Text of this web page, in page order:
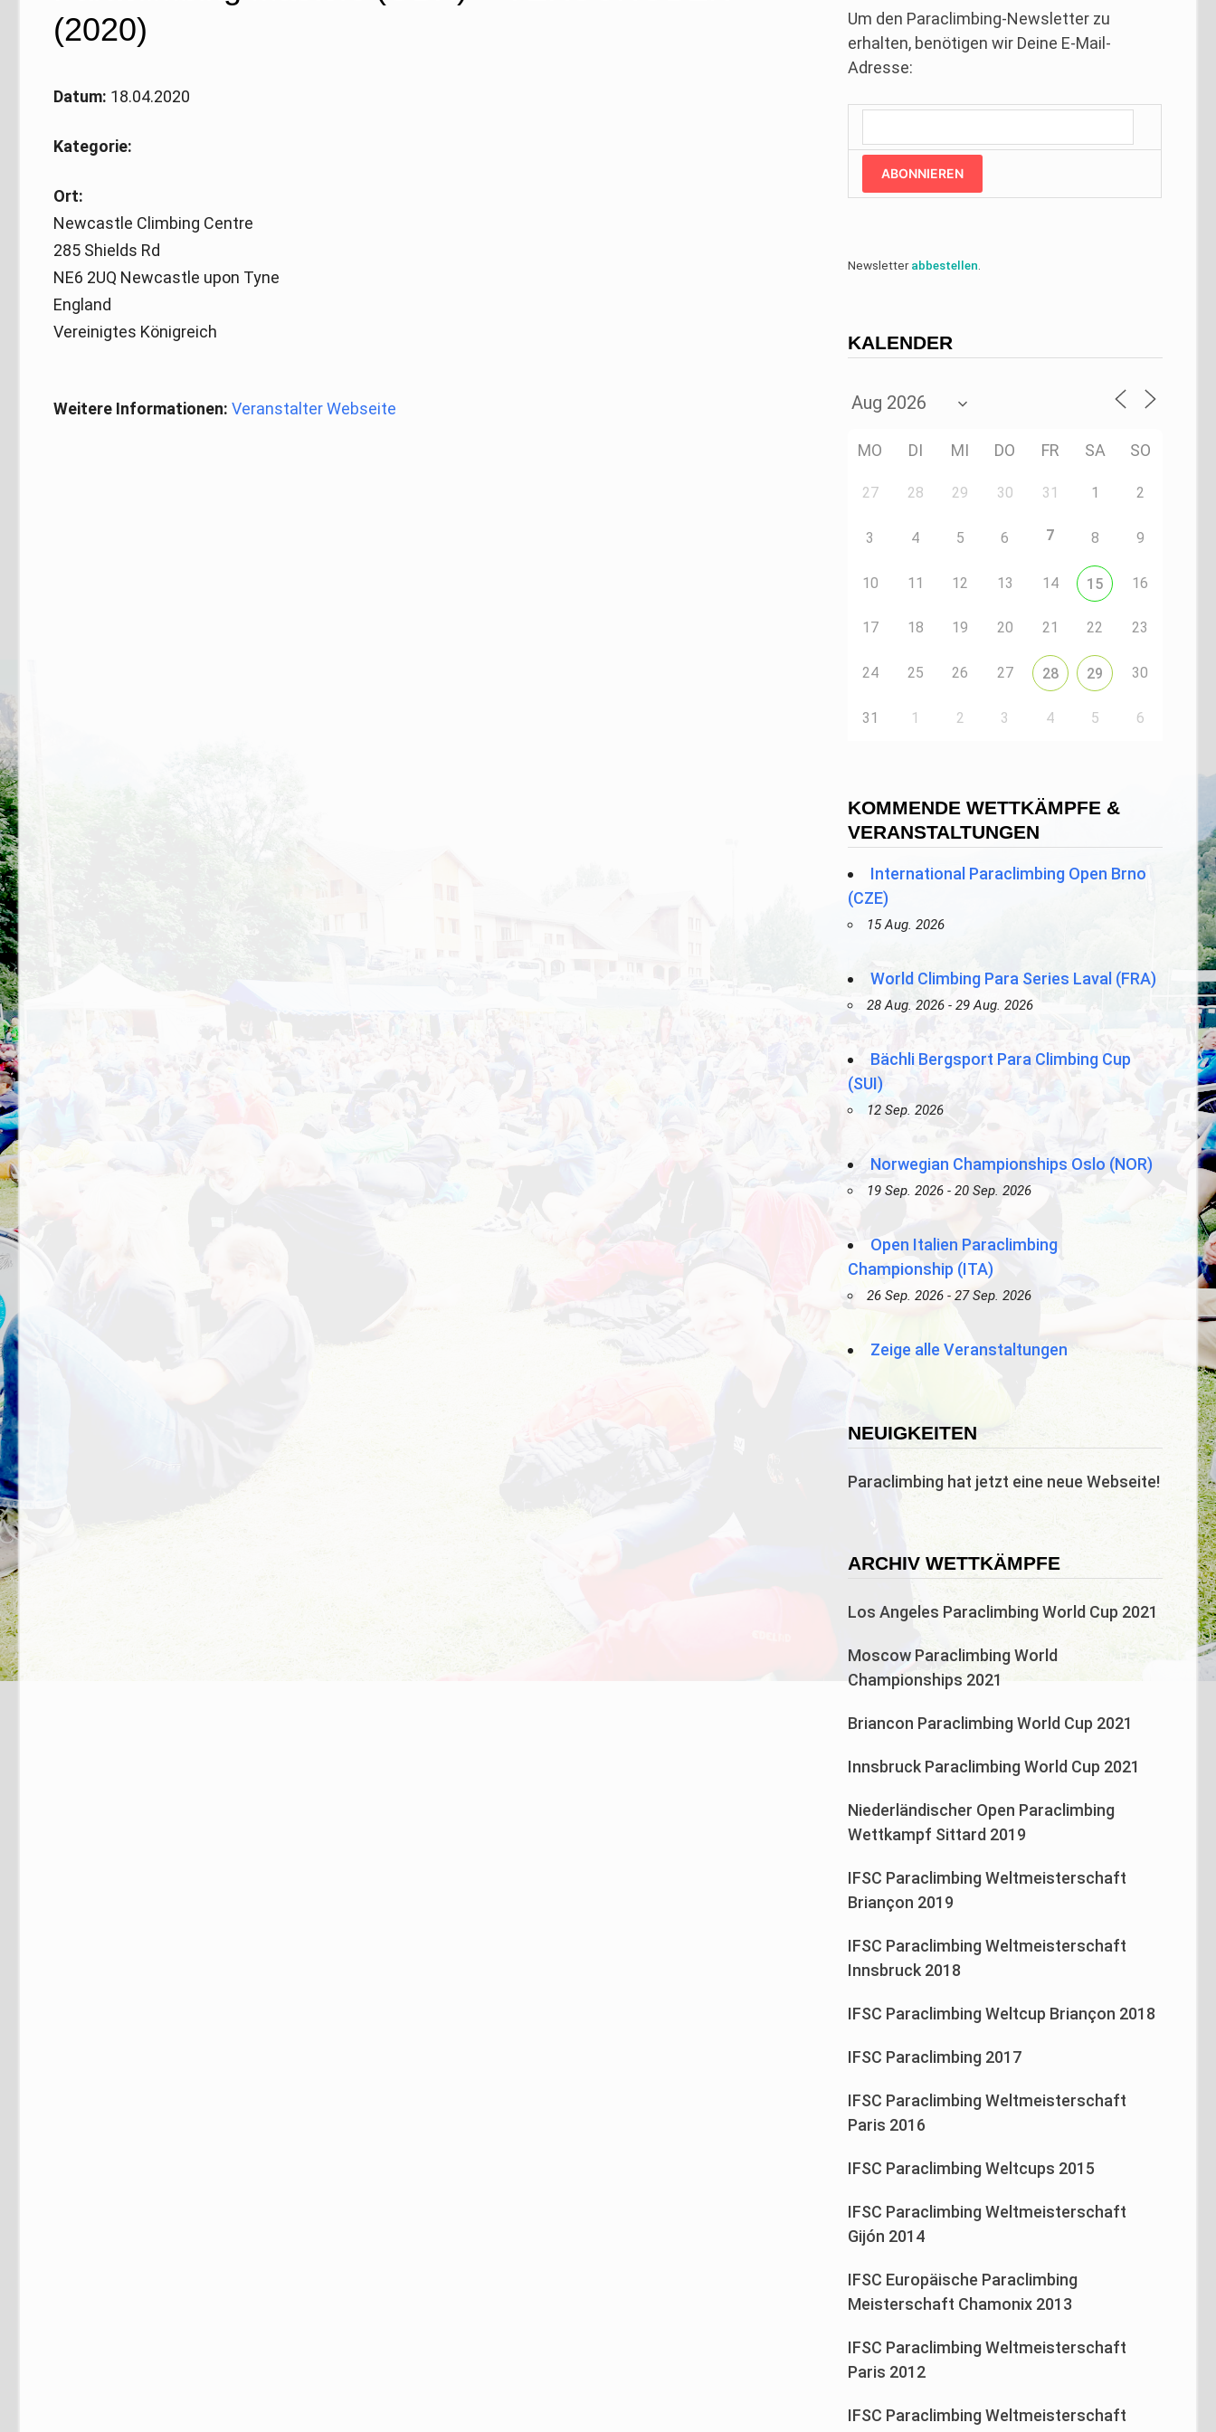
(2020)
Datum: 18.04.2020
Kategorie:
Ort:
Newcastle Climbing Centre
285 Shields Rd
NE6 2UQ Newcastle upon Tyne
England
Vereinigtes Königreich
Weitere Informationen: Veranstalter Webseite
Um den Paraclimbing-Newsletter zu
erhalten, benötigen wir Deine E-Mail-
Adresse:
ABONNIEREN
Newsletterabbestellen
KALENDER
MO DI MI DO FR SA SO
27 28 29 30 31 1 2
3 4 5 6 7 8 9
10 11 12 13 14 15 16
17 18 19 20 21 22 23
24 25 26 27 28 29 30
31 1 2 3 4 5 6
KOMMENDE WETTKÄMPFE &
VERANSTALTUNGEN
International Paraclimbing Open Brno
(CZE)
15 Aug. 2026
World Climbing Para Series Laval (FRA)
28 Aug. 2026 - 29 Aug. 2026
Bächli Bergsport Para Climbing Cup
(SUI)
12 Sep. 2026
Norwegian Championships Oslo (NOR)
19 Sep. 2026 - 20 Sep. 2026
Open Italien Paraclimbing
Championship (ITA)
26 Sep. 2026 - 27 Sep. 2026
Zeige alle Veranstaltungen
NEUIGKEITEN
Paraclimbing hat jetzt eine neue Webseite!
ARCHIV WETTKÄMPFE
Los Angeles Paraclimbing World Cup 2021
Moscow Paraclimbing World
Championships 2021
Briancon Paraclimbing World Cup 2021
Innsbruck Paraclimbing World Cup 2021
Niederländischer Open Paraclimbing
Wettkampf Sittard 2019
IFSC Paraclimbing Weltmeisterschaft
Briançon 2019
IFSC Paraclimbing Weltmeisterschaft
Innsbruck 2018
IFSC Paraclimbing Weltcup Briançon 2018
IFSC Paraclimbing 2017
IFSC Paraclimbing Weltmeisterschaft
Paris 2016
IFSC Paraclimbing Weltcups 2015
IFSC Paraclimbing Weltmeisterschaft
Gijón 2014
IFSC Europäische Paraclimbing
Meisterschaft Chamonix 2013
IFSC Paraclimbing Weltmeisterschaft
Paris 2012
IFSC Paraclimbing Weltmeisterschaft